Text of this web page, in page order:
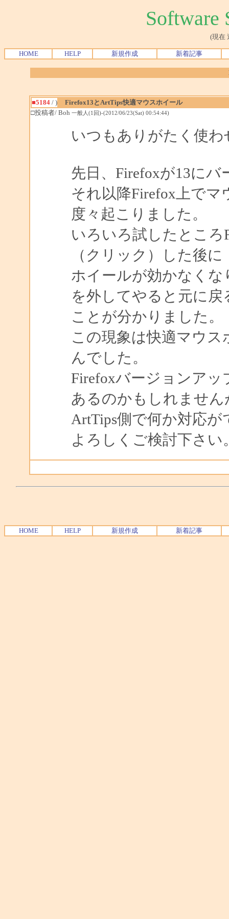
Software
(現在
HOME HELP 新規作成 新着記事
■5184/ )
Firefox13とArtTips快適マウスホイール
□投稿者/ Boh 一般人(1回)-(2012/06/23(Sat) 00:54:44)
いつもありがたく使
先日、Firefoxが13に
それ以降Firefox上で
度々起こりました。
いろいろ試したところ
（クリック）した後に
ホイールが効かなく
を外してやると元に戻
ことが分かりました。
この現象は快適マウ
んでした。
Firefoxバージョンア
あるのかもしれません
ArtTips側で何か対応
よろしくご検討下さい
HOME HELP 新規作成 新着記事